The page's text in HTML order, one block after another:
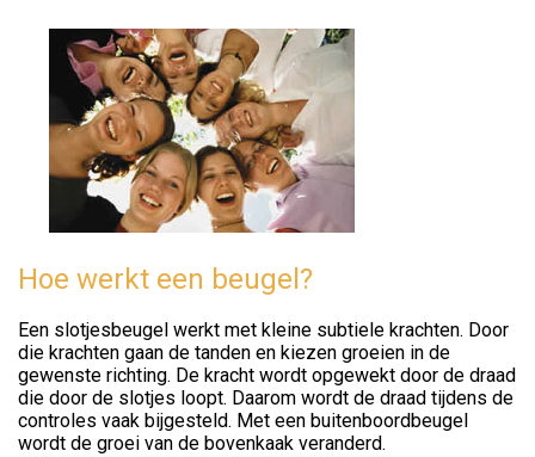
Hoe werkt een beugel?
Een slotjesbeugel werkt met kleine subtiele krachten. Door
die krachten gaan de tanden en kiezen groeien in de
gewenste richting. De kracht wordt opgewekt door de draad
die door de slotjes loopt. Daarom wordt de draad tijdens de
controles vaak bijgesteld. Met een buitenboordbeugel
wordt de groei van de bovenkaak veranderd.